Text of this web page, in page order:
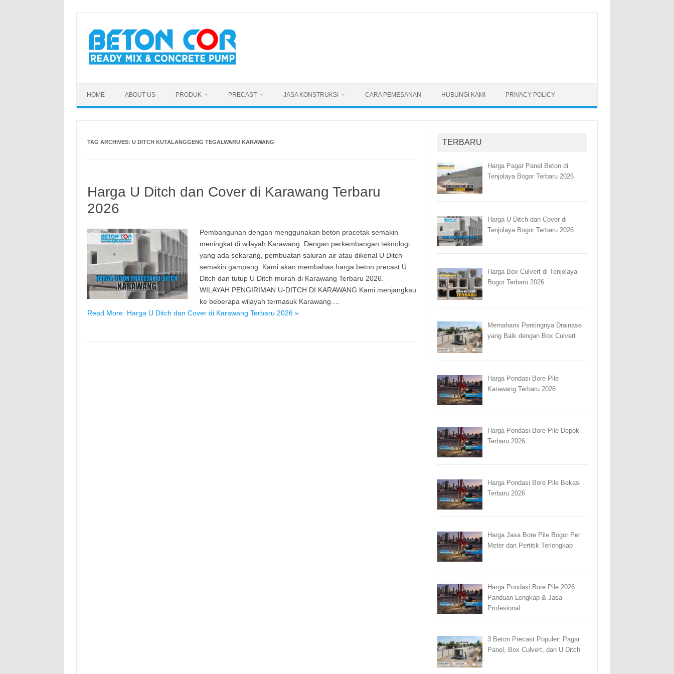
content
HOME ABOUT US PRODUK PRECAST JASA KONSTRUKSI CARA PEMESANAN HUBUNGI KAMI PRIVACY POLICY
TAG ARCHIVES: U DITCH KUTALANGGENG TEGALWARU KARAWANG
Harga U Ditch dan Cover di Karawang Terbaru
2026
Pembangunan dengan menggunakan beton pracetak semakin
meningkat di wilayah Karawang. Dengan perkembangan teknologi
yang ada sekarang, pembuatan saluran air atau dikenal U Ditch
semakin gampang. Kami akan membahas harga beton precast U
Ditch dan tutup U Ditch murah di Karawang Terbaru 2026.
WILAYAH PENGIRIMAN U-DITCH DI KARAWANG Kami menjangkau
ke beberapa wilayah termasuk Karawang.…
Read More: Harga U Ditch dan Cover di Karawang Terbaru 2026 »
TERBARU
Harga Pagar Panel Beton di
Tenjolaya Bogor Terbaru 2026
Harga U Ditch dan Cover di
Tenjolaya Bogor Terbaru 2026
Harga Box Culvert di Tenjolaya
Bogor Terbaru 2026
Memahami Pentingnya Drainase
yang Baik dengan Box Culvert
Harga Pondasi Bore Pile
Karawang Terbaru 2026
Harga Pondasi Bore Pile Depok
Terbaru 2026
Harga Pondasi Bore Pile Bekasi
Terbaru 2026
Harga Jasa Bore Pile Bogor Per
Meter dan Pertitik Terlengkap
Harga Pondasi Bore Pile 2026:
Panduan Lengkap & Jasa
Profesional
3 Beton Precast Populer: Pagar
Panel, Box Culvert, dan U Ditch